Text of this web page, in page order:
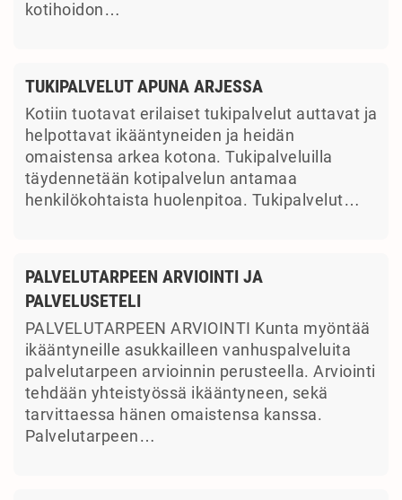
kotihoidon…
TUKIPALVELUT APUNA ARJESSA
Kotiin tuotavat erilaiset tukipalvelut auttavat ja
helpottavat ikääntyneiden ja heidän
omaistensa arkea kotona. Tukipalveluilla
täydennetään kotipalvelun antamaa
henkilökohtaista huolenpitoa. Tukipalvelut…
PALVELUTARPEEN ARVIOINTI JA
PALVELUSETELI
PALVELUTARPEEN ARVIOINTI Kunta myöntää
ikääntyneille asukkailleen vanhuspalveluita
palvelutarpeen arvioinnin perusteella. Arviointi
tehdään yhteistyössä ikääntyneen, sekä
tarvittaessa hänen omaistensa kanssa.
Palvelutarpeen…